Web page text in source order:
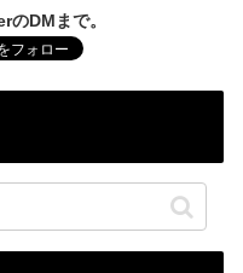
DMまで。